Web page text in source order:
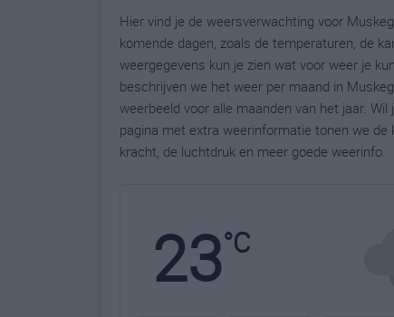
Hier vind je de weersverwachting voor
komende dagen, zoals de temperaturen, de
weergegevens kun je zien wat voor weer je
beschrijven we het weer per maand in
weerbeeld voor alle maanden van het jaar.
pagina met extra weerinformatie tonen we de
kracht, de luchtdruk en meer goede weerinfo.
23°C